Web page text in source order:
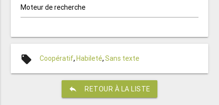
Moteur de recherche
local_offer Coopératif, Habileté,Sans texte
reply RETOUR À LA LISTE